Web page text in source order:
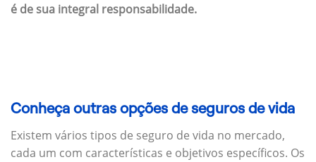
é de sua integral responsabilidade.
Conheça outras opções de seguros de vida
Existem vários tipos de seguro de vida no mercado,
cada um com características e objetivos específicos. Os